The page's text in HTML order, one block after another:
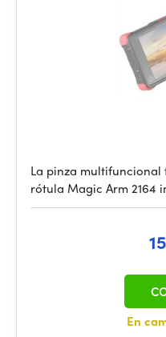
La pinza
rótula Magic Arm 2164
En